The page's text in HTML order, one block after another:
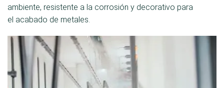
ambiente, resistente a la corrosión y decorativo para
el acabado de metales.